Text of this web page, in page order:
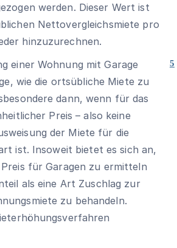
werden. Dieser Wert ist
Nettovergleichsmiete pro
hinzuzurechnen.
5
einer Wohnung mit Garage
wie die ortsübliche Miete zu
dann, wenn für das
Preis – also keine
der Miete für die
ist. Insoweit bietet es sich an,
für Garagen zu ermitteln
als eine Art Zuschlag zur
zu behandeln.